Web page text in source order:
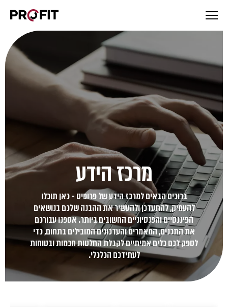
מרכז הידע
ברוכים הבאים למרכז הידע של פרופיט - כאן תוכלו
להעמיק, להתעדכן ולהעשיר את ההבנה שלכם בנושאים
הפיננסיים והפנסיוניים החשובים ביותר. אספנו עבורכם
את התכנים, המאמרים והעדכונים המובילים בתחום, כדי
לספק לכם כלים אמיתיים לקבלת החלטות חכמות ובטוחות
לעתידכם הכלכלי.